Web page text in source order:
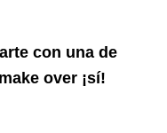
con una de
over ¡sí!